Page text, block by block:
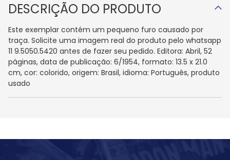
DESCRIÇÃO DO PRODUTO
Este exemplar contém um pequeno furo causado por
traça. Solicite uma imagem real do produto pelo whatsapp
11 9.5050.5420 antes de fazer seu pedido. Editora: Abril, 52
páginas, data de publicação: 6/1954, formato: 13.5 x 21.0
cm, cor: colorido, origem: Brasil, idioma: Português, produto
usado